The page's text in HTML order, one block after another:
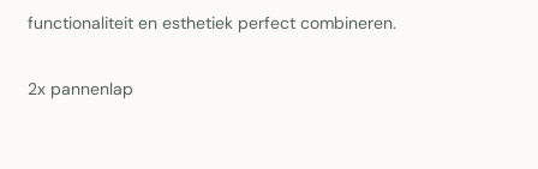
functionaliteit en esthetiek perfect combineren.
2x pannenlap